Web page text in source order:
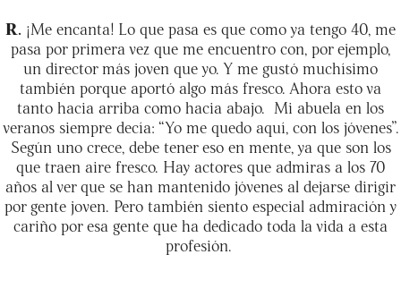
R. ¡Me encanta! Lo que pasa es que como ya tengo 40, me
pasa por primera vez que me encuentro con, por ejemplo,
un director más joven que yo. Y me gustó muchísimo
también porque aportó algo más fresco. Ahora esto va
tanto hacia arriba como hacia abajo. Mi abuela en los
veranos siempre decía: “Yo me quedo aquí, con los jóvenes”.
Según uno crece, debe tener eso en mente, ya que son los
que traen aire fresco. Hay actores que admiras a los 70
años al ver que se han mantenido jóvenes al dejarse dirigir
por gente joven. Pero también siento especial admiración y
cariño por esa gente que ha dedicado toda la vida a esta
profesión.